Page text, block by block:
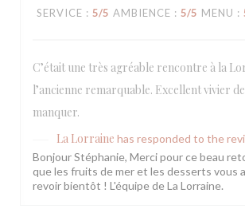
SERVICE : 5/5 AMBIENCE : 5/5 MENU :
C’était une très agréable rencontre à la
l’ancienne remarquable. Excellent vivier
manquer.
La Lorraine has responded to the
Bonjour Stéphanie, Merci pour ce beau
que les fruits de mer et les desserts vous
revoir bientôt ! L'équipe de La Lorraine.